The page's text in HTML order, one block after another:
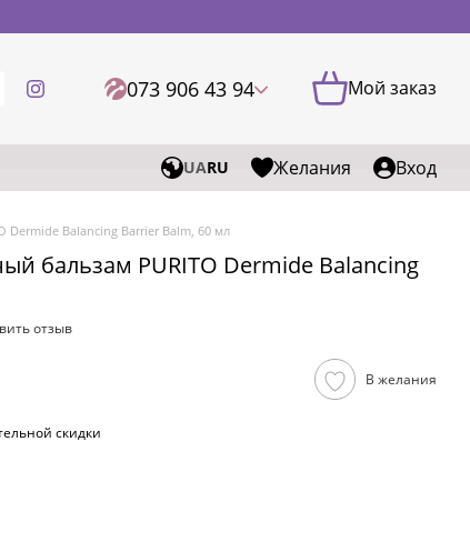
073 906 43 94 Мой заказ
UARU Желания Вход
Balancing Barrier Balm, 60 мл
бальзам PURITO Dermide Balancing
отзыв
В желания
скидки